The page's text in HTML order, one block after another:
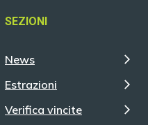
SEZIONI
News
Estrazioni
Verifica vincite